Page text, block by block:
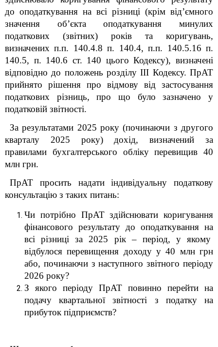
до оподаткування на всі різниці (крім від’ємного
значення об’єкта оподаткування минулих
податкових (звітних) років та коригувань,
визначених п.п. 140.4.8 п. 140.4, п.п. 140.5.16 п.
140.5, п. 140.6 ст. 140 цього Кодексу), визначені
відповідно до положень розділу III Кодексу. ПрАТ
прийнято рішення про відмову від застосування
податкових різниць, про що було зазначено у
податковій звітності.
За результатами 2025 року (починаючи з другого
кварталу 2025 року) дохід, визначений за
правилами бухгалтерського обліку перевищив 40
млн грн.
ПрАТ просить надати індивідуальну податкову
консультацію з таких питань:
Чи потрібно ПрАТ здійснювати коригування
фінансового результату до оподаткування на
всі різниці за 2025 рік – період, у якому
відбулося перевищення доходу у 40 млн грн
або, починаючи з наступного звітного періоду
2026 року?
З якого періоду ПрАТ повинно перейти на
подачу квартальної звітності з податку на
прибуток підприємств?